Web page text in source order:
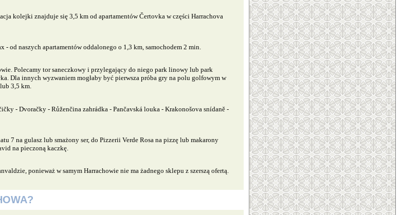
kolejki znajduje się 3,5 km od apartamentów Čertovka w części Harrachova
od naszych apartamentów oddalonego o 1,3 km, samochodem 2 min.
Polecamy tor saneczkowy i przylegający do niego park linowy lub park
Dla innych wyzwaniem mogłaby być pierwsza próba gry na polu golfowym w
3,5 km.
- Dvoračky - Růženčina zahrádka - Pančavská louka - Krakonošova snídaně -
7 na gulasz lub smażony ser, do Pizzerii Verde Rosa na pizzę lub makarony
na pieczoną kaczkę.
ponieważ w samym Harrachowie nie ma żadnego sklepu z szerszą ofertą.